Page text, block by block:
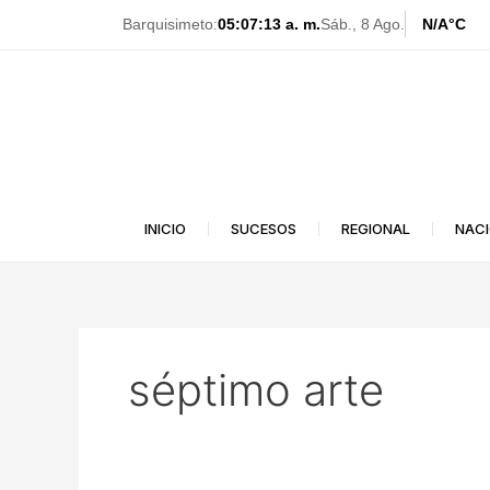
Barquisimeto:05:07:13 a. m.Sáb., 8 Ago. N/A°C
INICIO SUCESOS REGIONAL
séptimo arte